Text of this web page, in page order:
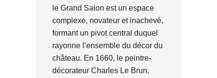
le Grand Salon est un espace
complexe, novateur et inachevé,
formant un pivot central duquel
rayonne l’ensemble du décor du
château. En 1660, le peintre-
décorateur Charles Le Brun,